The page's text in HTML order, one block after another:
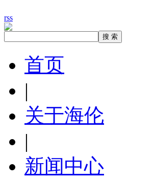
rss
首页
|
关于海伦
|
新闻中心